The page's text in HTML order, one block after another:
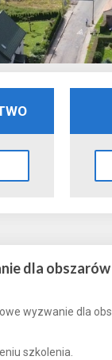
dla
wyzwanie dla
szkolenia.